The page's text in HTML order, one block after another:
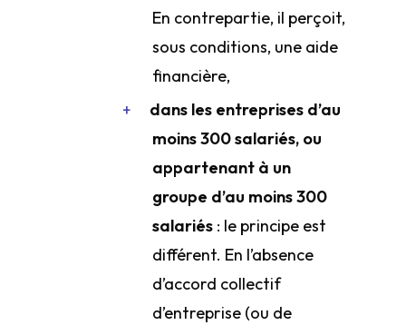
En contrepartie, il perçoit,
sous conditions, une aide
financière,
dans les entreprises d’au
moins 300 salariés, ou
appartenant à un
groupe d’au moins 300
salariés : le principe est
différent. En l’absence
d’accord collectif
d’entreprise (ou de